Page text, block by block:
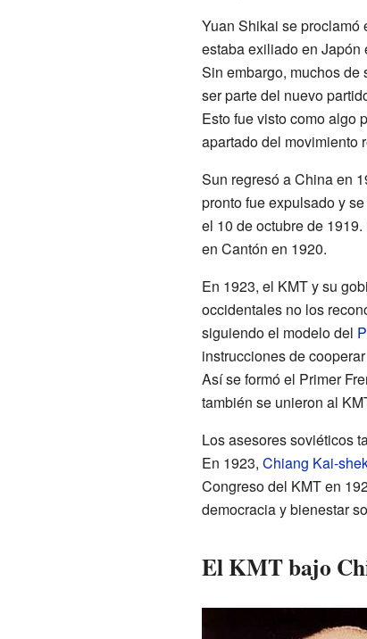
Yuan Shikai se proclamó
estaba exiliado en
Sin embargo, muchos
ser parte del nuevo
Esto fue visto como algo
apartado del movimiento
Sun regresó a China en
pronto fue expulsado y
el 10 de octubre de
en Cantón en 1920.
En 1923, el KMT y su
occidentales no los
siguiendo el modelo del
instrucciones de
Así se formó el Primer
también se unieron al
Los asesores soviéticos
En 1923, Chiang Kai-
Congreso del KMT en
democracia y bienestar
El KMT bajo